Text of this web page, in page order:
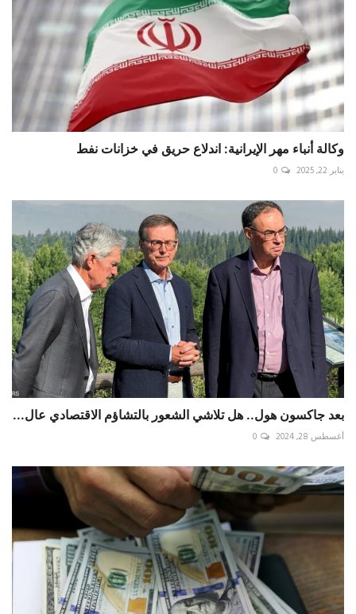
وكالة أنباء مهر الإيرانية: اندلاع حريق في خزانات نفط
يناير 22, 2025 0
بعد جاكسون هول.. هل تلاشي الشعور بالتشاؤم الاقتصادي عال...
أغسطس 28, 2024 0